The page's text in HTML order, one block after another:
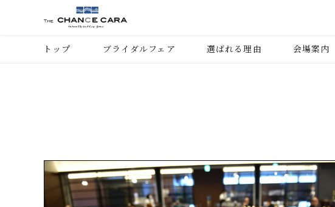
トップ ブライダルフェア 選ばれる理由 会場案内